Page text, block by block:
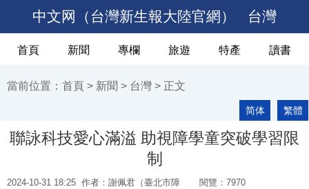
中文网（台灣新生報大陸官網） 台灣
首頁 新聞 專欄 旅遊 特產 讀書
當前位置： 首頁 > 新聞 > 台灣 > 正文
繁體
简体
聯詠科技愛心滿溢 助視障學童突破學習限
制
2024-10-31 18:25 作者：謝佩君（臺北市障 閱覽： 7970